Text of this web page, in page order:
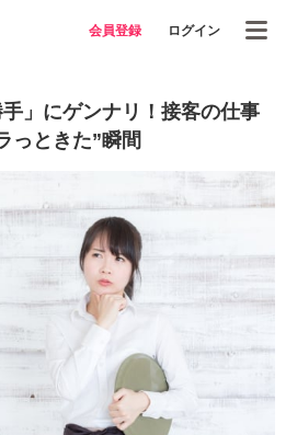
会員登録 ログイン
手」にゲンナリ！接客の仕事
っときた”瞬間